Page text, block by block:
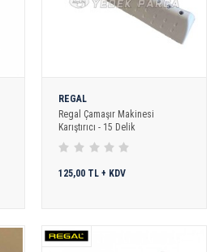
REGAL
Regal Çamaşır Makinesi
Karıştırıcı - 15 Delik
125,00 TL + KDV